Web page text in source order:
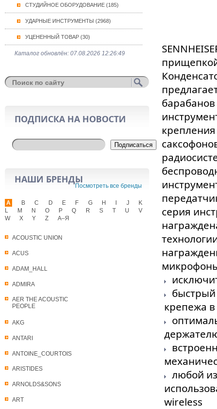
СТУДИЙНОЕ ОБОРУДОВАНИЕ (185)
УДАРНЫЕ ИНСТРУМЕНТЫ (2968)
УЦЕНЕННЫЙ ТОВАР (30)
Каталог обновлён: 07.08.2026 12:26:49
ПОДПИСКА НА НОВОСТИ
Подписаться
НАШИ БРЕНДЫ
Посмотреть все бренды
A
ACOUSTIC UNION
ACUS
ADAM_HALL
ADMIRA
AER THE ACOUSTIC
PEOPLE
AKG
ANTARI
ANTOINE_COURTOIS
ARISTIDES
ARNOLDS&SONS
ART
B C D E F G H J
K
L
M N O P Q R S T U
V
W
X Y Z А–Я
серия
быстрый
крепежа
любой
wireless